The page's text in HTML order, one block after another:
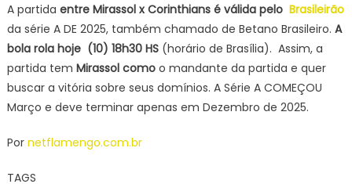
;
Horário,
Onde
Assistir,
Placar
A partida entre Mirassol x Corinthians é válida pelo Brasileirão
da série A DE 2025, também chamado de Betano Brasileiro. A
bola rola hoje (10) 18h30 HS (horário de Brasília). Assim, a
partida tem Mirassol comoo mandante da partida e quer
buscar a vitória sobre seus domínios. A Série A COMEÇOU
Março e deve terminar apenas em Dezembro de 2025.
Por netflamengo.com.br
TAGS